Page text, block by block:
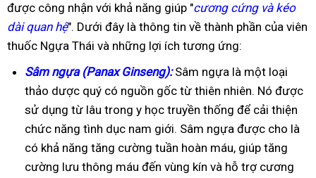
được công nhận với khả năng giúp "cương cứng và kéo
dài quan hệ". Dưới đây là thông tin về thành phần của viên
thuốc Ngựa Thái và những lợi ích tương ứng:
Sâm ngựa (Panax Ginseng):Sâm ngựa là một loại
thảo dược quý có nguồn gốc từ thiên nhiên. Nó được
sử dụng từ lâu trong y học truyền thống để cải thiện
chức năng tình dục nam giới. Sâm ngựa được cho là
có khả năng tăng cường tuần hoàn máu, giúp tăng
cường lưu thông máu đến vùng kín và hỗ trợ cương